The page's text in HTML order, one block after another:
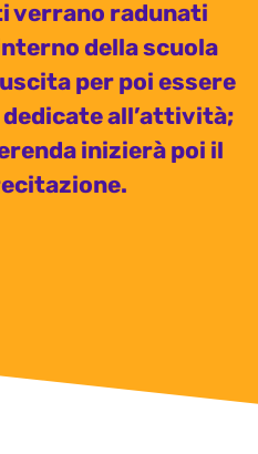
verrano radunati
della scuola
per poi essere
all’attività;
inizierà poi il